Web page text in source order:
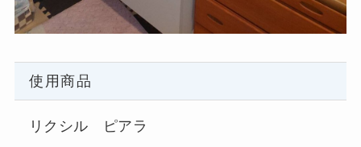
使用商品
リクシル ピアラ